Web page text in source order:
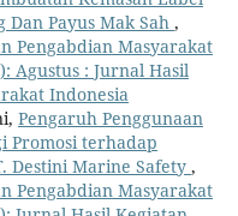
Payus Mak Sah ,
Pengabdian Masyarakat
Agustus : Jurnal Hasil
Indonesia
Pengaruh Penggunaan
Promosi terhadap
Destini Marine Safety ,
Pengabdian Masyarakat